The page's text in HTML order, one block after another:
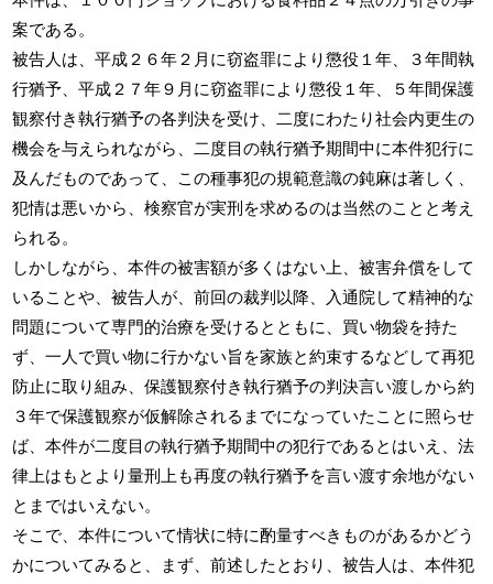
案である。
被告人は、平成２６年２月に窃盗罪により懲役１年、３年間執
行猶予、平成２７年９月に窃盗罪により懲役１年、５年間保護
観察付き執行猶予の各判決を受け、二度にわたり社会内更生の
機会を与えられながら、二度目の執行猶予期間中に本件犯行に
及んだものであって、この種事犯の規範意識の鈍麻は著しく、
犯情は悪いから、検察官が実刑を求めるのは当然のことと考え
られる。
しかしながら、本件の被害額が多くはない上、被害弁償をして
いることや、被告人が、前回の裁判以降、入通院して精神的な
問題について専門的治療を受けるとともに、買い物袋を持た
ず、一人で買い物に行かない旨を家族と約束するなどして再犯
防止に取り組み、保護観察付き執行猶予の判決言い渡しから約
３年で保護観察が仮解除されるまでになっていたことに照らせ
ば、本件が二度目の執行猶予期間中の犯行であるとはいえ、法
律上はもとより量刑上も再度の執行猶予を言い渡す余地がない
とまではいえない。
そこで、本件について情状に特に酌量すべきものがあるかどう
かについてみると、まず、前述したとおり、被告人は、本件犯